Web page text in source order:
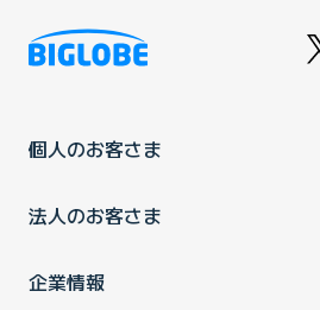
個人のお客さま
法人のお客さま
企業情報